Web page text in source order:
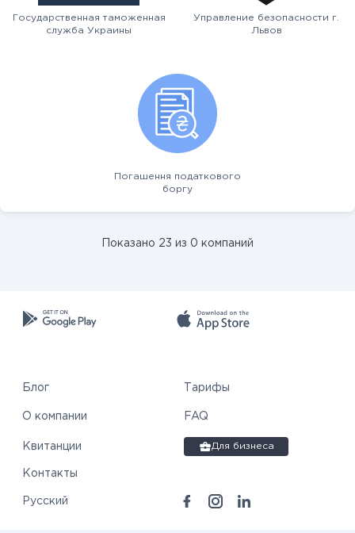
Государственная таможенная
служба Украины
Управление безопасности г.
Львов
Погашення податкового
боргу
Показано 23 из 0 компаний
Блог Тарифы
О компании
Квитанции
FAQ
Контакты
Для бизнеса
Русский